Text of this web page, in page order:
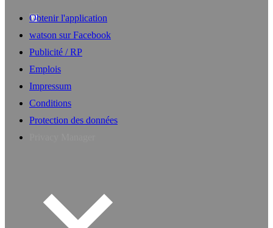
Obtenir l'application
watson sur Facebook
Publicité / RP
Emplois
Impressum
Conditions
Protection des données